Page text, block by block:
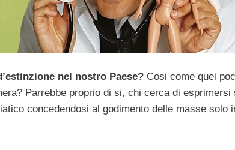
nel nostro Paese? Cosi come quei
Parrebbe proprio di si, chi cerca di
concedendosi al godimento delle masse solo